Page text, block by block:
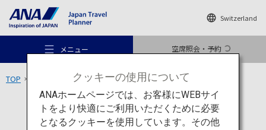
Switzerland
メニュー 空席照会・予約
TOP 九重“夢”大吊橋
アクティビティ 大分
クッキーの使用について
ANAホームページでは、お客様にWEBサイ
トをより快適にご利用いただくために必要
となるクッキーを使用しています。その他